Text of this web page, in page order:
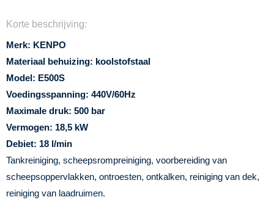
Korte beschrijving:
Merk: KENPO
Materiaal behuizing: koolstofstaal
Model: E500S
Voedingsspanning: 440V/60Hz
Maximale druk: 500 bar
Vermogen: 18,5 kW
Debiet: 18 l/min
Tankreiniging, scheepsrompreiniging, voorbereiding van
scheepsoppervlakken, ontroesten, ontkalken, reiniging van dek,
reiniging van laadruimen.